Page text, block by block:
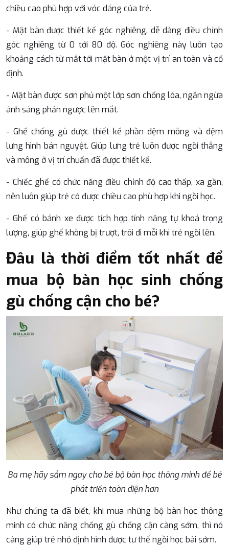
chiều cao phù hợp với vóc dáng của trẻ.
- Mặt bàn được thiết kế góc nghiêng, dễ dàng điều chỉnh
góc nghiêng từ 0 tới 80 độ. Góc nghiêng này luôn tạo
khoảng cách từ mắt tới mặt bàn ở một vị trí an toàn và cố
định.
- Mặt bàn được sơn phủ một lớp sơn chống lóa, ngăn ngừa
ánh sáng phản ngược lên mắt.
- Ghế chống gù được thiết kế phần đệm mông và đệm
lưng hình bán nguyệt. Giúp lưng trẻ luôn được ngồi thẳng
và mông ở vị trí chuẩn đã được thiết kế.
- Chiếc ghế có chức năng điều chỉnh độ cao thấp, xa gần,
nên luôn giúp trẻ có được chiều cao phù hợp khi ngồi học.
- Ghế có bánh xe được tích hợp tính năng tự khoá trọng
lượng, giúp ghế không bị trượt, trôi đi mỗi khi trẻ ngồi lên.
Đâu là thời điểm tốt nhất để
mua bộ bàn học sinh chống
gù chống cận cho bé?
Ba mẹ hãy sắm ngay cho bé bộ bàn học thông minh để bé
phát triển toàn diện hơn
Như chúng ta đã biết, khi mua những bộ bàn học thông
minh có chức năng chống gù chống cận càng sớm, thì nó
càng giúp trẻ nhỏ định hình được tư thế ngồi học bài sớm.